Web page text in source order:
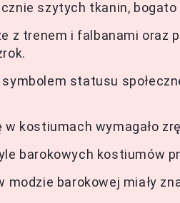
szytych tkanin,
z trenem i falbanami
symbolem statusu
w kostiumach wymagało
barokowych kostiumów
modzie barokowej miały